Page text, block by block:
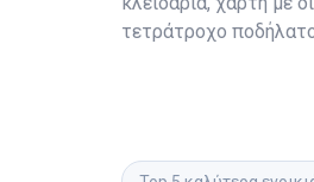
τετράτροχο